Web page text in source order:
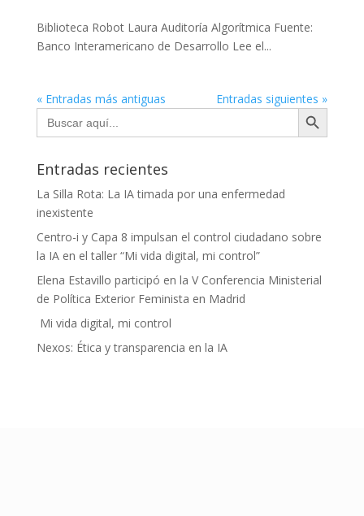
Biblioteca Robot Laura Auditoría Algorítmica Fuente:
Banco Interamericano de Desarrollo Lee el...
« Entradas más antiguas
Entradas siguientes »
Buscar:
Botón de búsqueda
Entradas recientes
La Silla Rota: La IA timada por una enfermedad
inexistente
Centro-i y Capa 8 impulsan el control ciudadano sobre
la IA en el taller “Mi vida digital, mi control”
Elena Estavillo participó en la V Conferencia Ministerial
de Política Exterior Feminista en Madrid
Mi vida digital, mi control
Nexos: Ética y transparencia en la IA